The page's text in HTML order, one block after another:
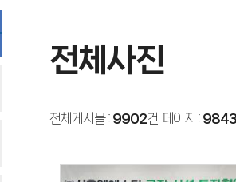
전체사진
전체게시물 : 9902건, 페이지 :